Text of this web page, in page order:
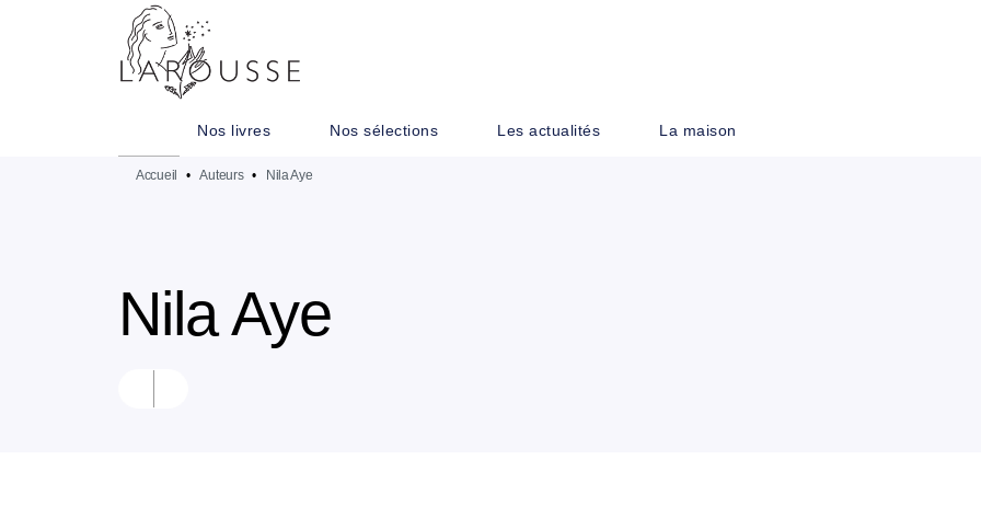
MENU
Nos livres Nos sélections Les actualités La maison
Accueil • Auteurs • Nila Aye
Nila Aye